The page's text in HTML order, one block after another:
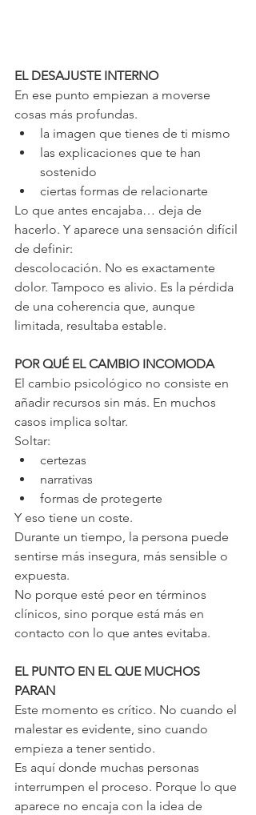
EL DESAJUSTE INTERNO
En ese punto empiezan a moverse
cosas más profundas.
la imagen que tienes de ti mismo
las explicaciones que te han
sostenido
ciertas formas de relacionarte
Lo que antes encajaba… deja de
hacerlo. Y aparece una sensación difícil
de definir:
descolocación. No es exactamente
dolor. Tampoco es alivio. Es la pérdida
de una coherencia que, aunque
limitada, resultaba estable.
POR QUÉ EL CAMBIO INCOMODA
El cambio psicológico no consiste en
añadir recursos sin más. En muchos
casos implica soltar.
Soltar:
certezas
narrativas
formas de protegerte
Y eso tiene un coste.
Durante un tiempo, la persona puede
sentirse más insegura, más sensible o
expuesta.
No porque esté peor en términos
clínicos, sino porque está más en
contacto con lo que antes evitaba.
EL PUNTO EN EL QUE MUCHOS
PARAN
Este momento es crítico. No cuando el
malestar es evidente, sino cuando
empieza a tener sentido.
Es aquí donde muchas personas
interrumpen el proceso. Porque lo que
aparece no encaja con la idea de